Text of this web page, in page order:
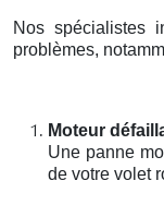
Nos spécialistes
problèmes,
Moteur
Une panne
de votre volet